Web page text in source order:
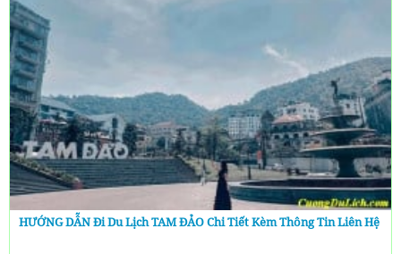
HƯỚNG DẪN Đi Du Lịch TAM ĐẢO Chi Tiết Kèm Thông Tin Liên Hệ